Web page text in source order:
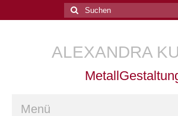
Suchen
nach:
ALEXANDRA
Menü